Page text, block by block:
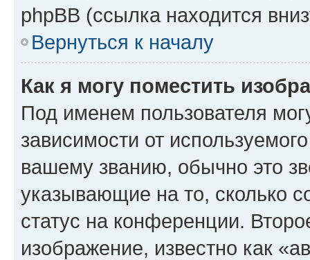
phpBB (ссылка находится
Вернуться к началу
Как я могу поместить
Под именем пользователя
зависимости от
вашему званию, обычно это
указывающие на то, сколько
статус на конференции.
изображение, известно как